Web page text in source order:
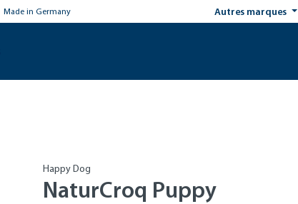
Made in Germany Autres marques
Happy Dog
NaturCroq Puppy